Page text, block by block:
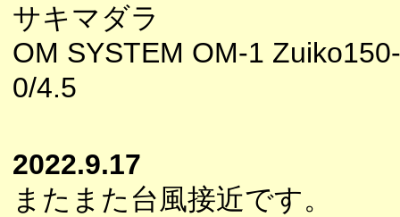
サキマダラ
OM SYSTEM OM-1
0/4.5
2022.9.17
またまた台風接近です。